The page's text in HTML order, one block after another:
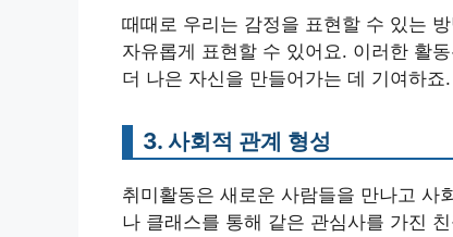
때때로 우리는 감정을 표현할 수 있는
자유롭게 표현할 수 있어요. 이러한 활
더 나은 자신을 만들어가는 데 기여하죠.
3. 사회적 관계 형성
취미활동은 새로운 사람들을 만나고 사
나 클래스를 통해 같은 관심사를 가진